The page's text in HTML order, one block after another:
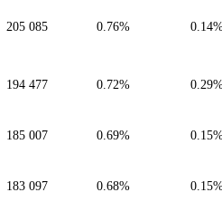
205 085 0.76%
194 477 0.72%
185 007 0.69%
183 097 0.68%